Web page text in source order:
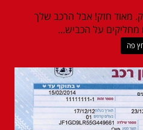
מאוד חזק! אבל הרכב שלך
מחליקים על הכביש...
פה